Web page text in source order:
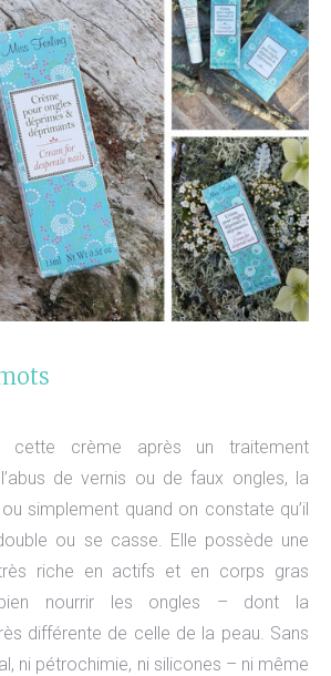
cette crème après un traitement
de vernis ou de faux ongles, la
simplement quand on constate qu’il
ou se casse. Elle possède une
riche en actifs et en corps gras
nourrir les ongles – dont la
différente de celle de la peau. Sans
ni pétrochimie, ni silicones – ni même